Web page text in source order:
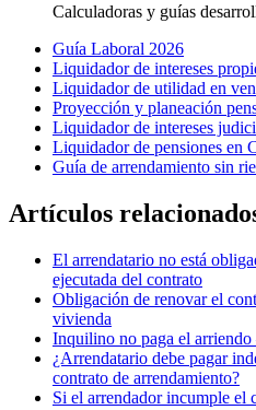
Calculadoras y guías
Guía Laboral 2026
Liquidador de intereses
Liquidador de utilidad en
Proyección y planeación
Liquidador de intereses
Liquidador de pensiones en
Guía de arrendamiento sin
Artículos
El arrendatario no está
ejecutada del contrato
Obligación de renovar el
vivienda
Inquilino no paga el arriendo
¿Arrendatario debe pagar
contrato de arrendamiento?
Si el arrendador incumple el